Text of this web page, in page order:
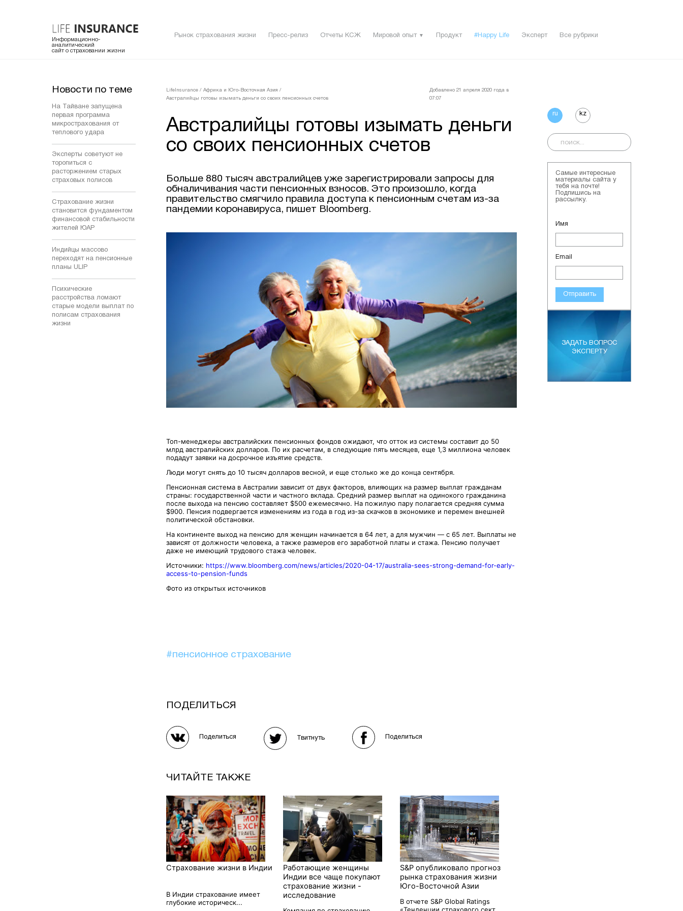
Информационно-
аналитический
сайт о страховании жизни
Рынок страхования жизни Пресс-релиз Отчеты КСЖ Мировой опыт ▼ Продукт #Happy Life Эксперт Все рубрики
Новости по теме
На Тайване запущена
первая программа
микрострахования от
теплового удара
Эксперты советуют не
торопиться с
расторжением старых
страховых полисов
Страхование жизни
становится фундаментом
финансовой стабильности
жителей ЮАР
Индийцы массово
переходят на пенсионные
планы ULIP
Психические
расстройства ломают
старые модели выплат по
полисам страхования
жизни
LifeInsurance / Африка и Юго-Восточная Азия /
Австралийцы готовы изымать деньги со своих пенсионных счетов
Добавлено 21 апреля 2020 года в
07:07
Австралийцы готовы изымать деньги
со своих пенсионных счетов
Больше 880 тысяч австралийцев уже зарегистрировали запросы для
обналичивания части пенсионных взносов. Это произошло, когда
правительство смягчило правила доступа к пенсионным счетам из-за
пандемии коронавируса, пишет Bloomberg.
Топ-менеджеры австралийских пенсионных фондов ожидают, что отток из системы составит до 50
млрд австралийских долларов. По их расчетам, в следующие пять месяцев, еще 1,3 миллиона человек
подадут заявки на досрочное изъятие средств.
Люди могут снять до 10 тысяч долларов весной, и еще столько же до конца сентября.
Пенсионная система в Австралии зависит от двух факторов, влияющих на размер выплат гражданам
страны: государственной части и частного вклада. Средний размер выплат на одинокого гражданина
после выхода на пенсию составляет $500 ежемесячно. На пожилую пару полагается средняя сумма
$900. Пенсия подвергается изменениям из года в год из-за скачков в экономике и перемен внешней
политической обстановки.
На континенте выход на пенсию для женщин начинается в 64 лет, а для мужчин — с 65 лет. Выплаты не
зависят от должности человека, а также размеров его заработной платы и стажа. Пенсию получает
даже не имеющий трудового стажа человек.
Источники: https://www.bloomberg.com/news/articles/2020-04-17/australia-sees-strong-demand-for-early-
access-to-pension-funds
Фото из открытых источников
#пенсионное страхование
ПОДЕЛИТЬСЯ
Поделиться Твитнуть Поделиться
ЧИТАЙТЕ ТАКЖЕ
Страхование жизни в Индии
В Индии страхование имеет
глубокие историческ...
Работающие женщины
Индии все чаще покупают
страхование жизни -
исследование
S&P опубликовало прогноз
рынка страхования жизни
Юго-Восточной Азии
В отчете S&P Global Ratings
ru kz
Самые интересные
материалы сайта у
тебя на почте!
Подпишись на
рассылку.
Имя
Email
Отправить
ЗАДАТЬ ВОПРОС
ЭКСПЕРТУ